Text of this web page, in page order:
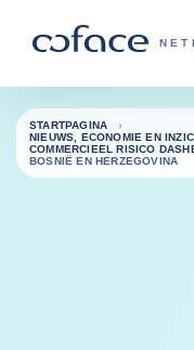
Terug naar startpagina
STARTPAGINA
NIEUWS, ECONOMIE EN
COMMERCIEEL RISICO
BOSNIË EN HERZEGOVINA